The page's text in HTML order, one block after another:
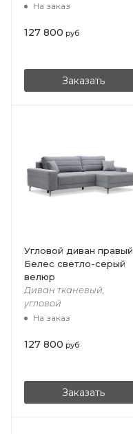
На заказ
127 800 руб
Заказать
Угловой диван правый
Белес cветло-серый
велюр
Диван тканевый,
угловой
На заказ
127 800 руб
Заказать